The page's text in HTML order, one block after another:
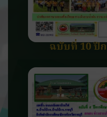
ฉบับที่ 10 ปี